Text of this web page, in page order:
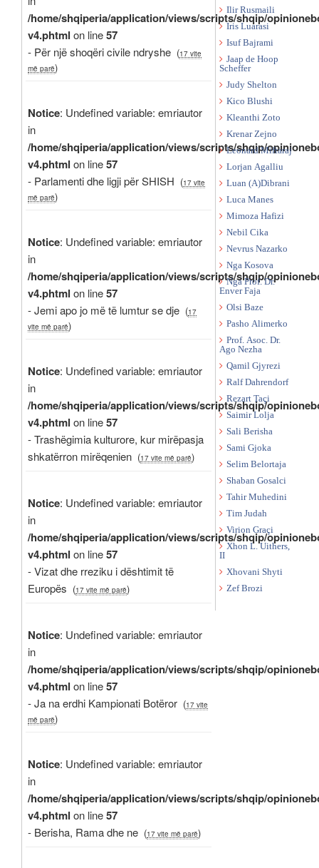
/home/shqiperia/application/views/scripts/shqip/
v4.phtml on line57
- Për një shoqëri civile ndryshe (17 vite
më parë)
Notice: Undefined variable: emriautor
in
/home/shqiperia/application/views/scripts/shqip/
v4.phtml on line57
- Parlamenti dhe ligji për SHISH (17 vite
më parë)
Notice: Undefined variable: emriautor
in
/home/shqiperia/application/views/scripts/shqip/
v4.phtml on line57
- Jemi apo jo më të lumtur se dje (17
vite më parë)
Notice: Undefined variable: emriautor
in
/home/shqiperia/application/views/scripts/shqip/
v4.phtml on line57
- Trashëgimia kulturore, kur mirëpasja
shkatërron mirëqenien (17 vite më parë)
Notice: Undefined variable: emriautor
in
/home/shqiperia/application/views/scripts/shqip/
v4.phtml on line57
- Vizat dhe rreziku i dështimit të
Europës (17 vite më parë)
Notice: Undefined variable: emriautor
in
/home/shqiperia/application/views/scripts/shqip/
v4.phtml on line57
- Ja na erdhi Kampionati Botëror (17 vite
më parë)
Notice: Undefined variable: emriautor
in
/home/shqiperia/application/views/scripts/shqip/
v4.phtml on line57
- Berisha, Rama dhe ne (17 vite më parë)
Ilir Rusmaili
Iris Luarasi
Isuf Bajrami
Jaap de Hoop
Scheffer
Judy Shelton
Kico Blushi
Kleanthi Zoto
Krenar Zejno
Leonard Miftaraj
Lorjan Agalliu
Luan (A)Dibrani
Luca Manes
Mimoza Hafizi
Nebil Cika
Nevrus Nazarko
Nga Kosova
Nga Prof. Dr.
Enver Faja
Olsi Baze
Pasho Alimerko
Prof. Asoc. Dr.
Ago Nezha
Qamil Gjyrezi
Ralf Dahrendorf
Rezart Taçi
Saimir Lolja
Sali Berisha
Sami Gjoka
Selim Belortaja
Shaban Gosalci
Tahir Muhedini
Tim Judah
Virion Graçi
Xhon L. Uithers,
II
Xhovani Shyti
Zef Brozi